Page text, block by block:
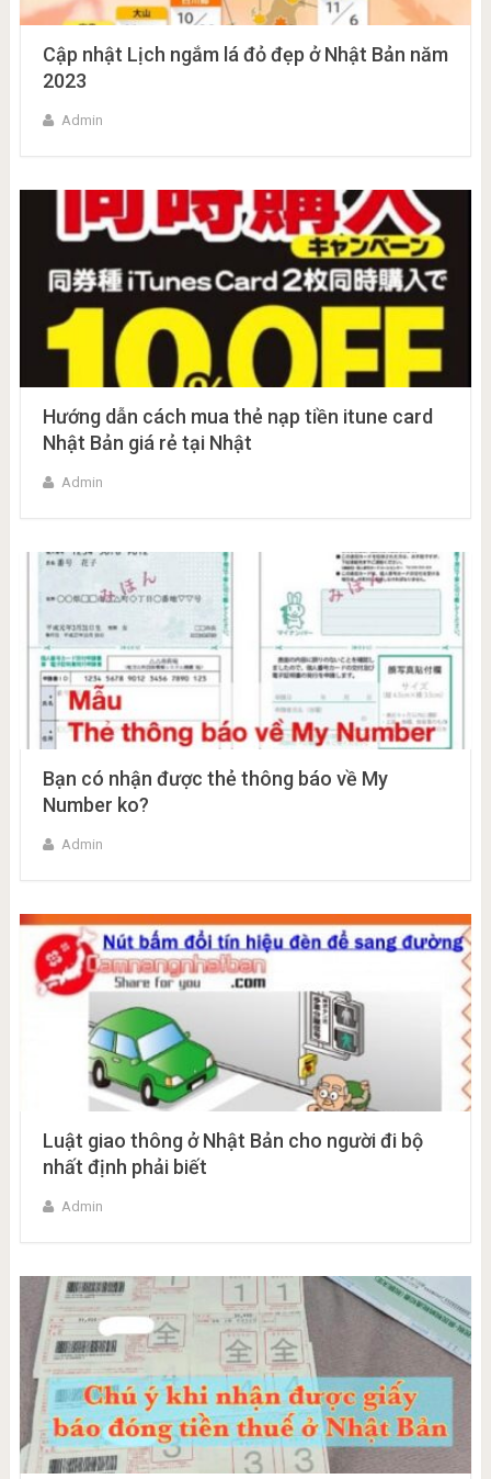
Cập nhật Lịch ngắm lá đỏ đẹp ở Nhật Bản năm
2023
Admin
Hướng dẫn cách mua thẻ nạp tiền itune card
Nhật Bản giá rẻ tại Nhật
Admin
Bạn có nhận được thẻ thông báo về My
Number ko?
Admin
Luật giao thông ở Nhật Bản cho người đi bộ
nhất định phải biết
Admin